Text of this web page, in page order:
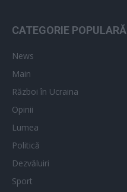
CATEGORIE POPULARĂ
News
Main
Război în Ucraina
Opinii
Lumea
Politică
Dezvăluiri
Sport